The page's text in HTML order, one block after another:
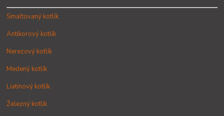
Smaltovaný kotlík
Antikorový kotlík
Nerezový kotlík
Medený kotlík
Liatinový kotlík
Železný kotlík